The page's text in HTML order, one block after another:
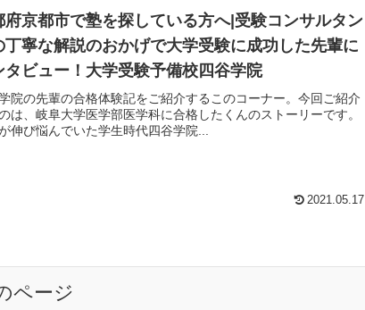
府京都市で塾を探している方へ|受験コンサルタン
丁寧な解説のおかげで大学受験に成功した先輩に
タビュー！大学受験予備校四谷学院
院の先輩の合格体験記をご紹介するこのコーナー。今回ご紹介
は、岐阜大学医学部医学科に合格したくんのストーリーです。
伸び悩んでいた学生時代四谷学院...
2021.05.17
ページ